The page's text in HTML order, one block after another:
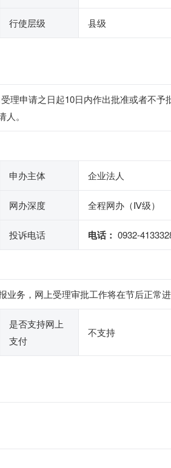
行使层级 县级
理申请之日起10日内作出批准或者不予
。
申办主体 企业法人
网办深度 全程网办（Ⅳ级）
投诉电话 电话： 0932-
务，网上受理审批工作将在节后正常进
是否支持网上
支付
不支持